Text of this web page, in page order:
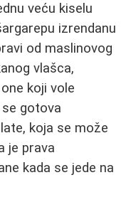
veću kiselu
izrendanu
od maslinovog
vlašca,
koji vole
gotova
koja se može
je prava
kada se jede na